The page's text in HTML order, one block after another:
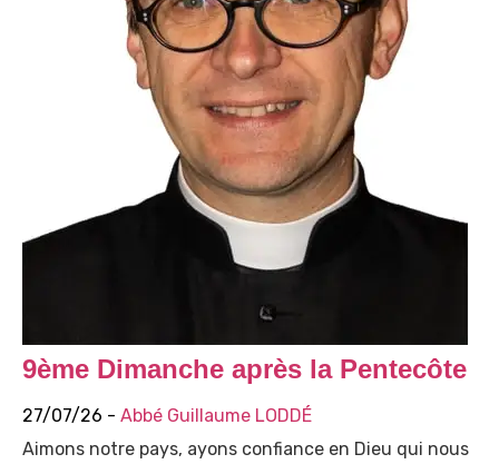
9ème Dimanche après la Pentecôte
27/07/26 - Abbé Guillaume LODDÉ
Aimons notre pays, ayons confiance en Dieu qui nous